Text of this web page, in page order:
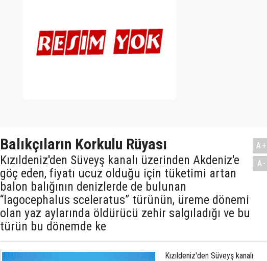
Balıkçıların Korkulu Rüyası
Kızıldeniz'den Süveyş kanalı üzerinden Akdeniz'e
göç eden, fiyatı ucuz olduğu için tüketimi artan
balon balığının denizlerde de bulunan
“lagocephalus sceleratus” türünün, üreme dönemi
olan yaz aylarında öldürücü zehir salgıladığı ve bu
türün bu dönemde ke
A+
A-
Kızıldeniz'den Süveyş kanalı